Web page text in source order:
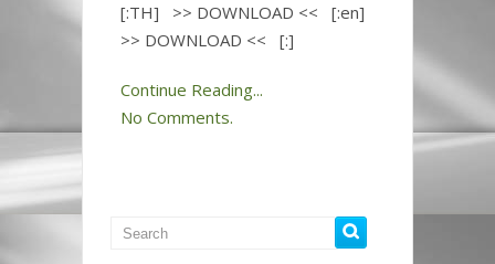
[:TH] >> DOWNLOAD << [:en]
>> DOWNLOAD << [:]
Continue Reading...
No Comments.